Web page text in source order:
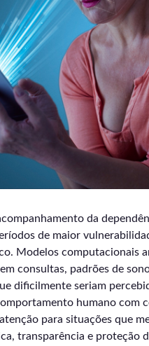
da
de maior
Modelos computacionais
consultas, padrões de
dificilmente seriam
humano com
para situações que
transparência e proteção